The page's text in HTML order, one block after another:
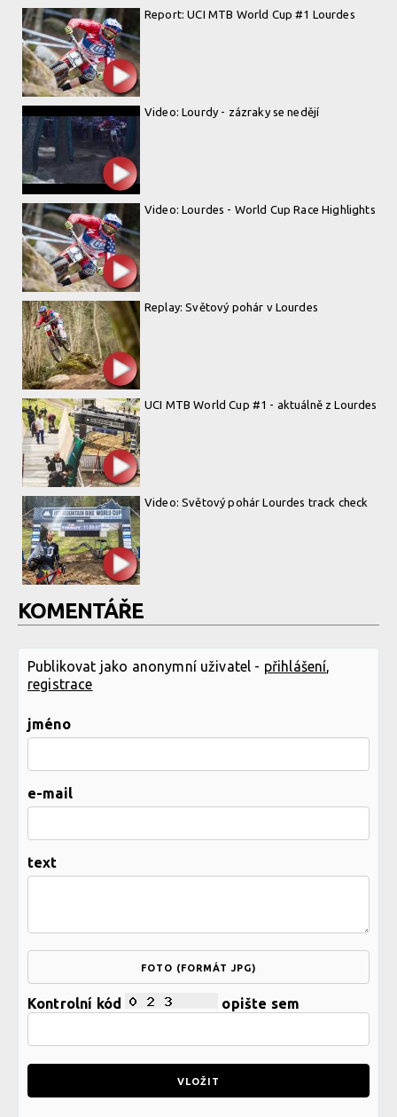
Report: UCI MTB World Cup #1 Lourdes
Video: Lourdy - zázraky se nedějí
Video: Lourdes - World Cup Race Highlights
Replay: Světový pohár v Lourdes
UCI MTB World Cup #1 - aktuálně z Lourdes
Video: Světový pohár Lourdes track check
KOMENTÁŘE
Publikovat jako anonymní uživatel - přihlášení
registrace
jméno
e-mail
text
FOTO (FORMÁT JPG)
Kontrolní kód opište sem